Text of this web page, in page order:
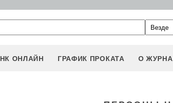
НК ОНЛАЙН ГРАФИК ПРОКАТА О